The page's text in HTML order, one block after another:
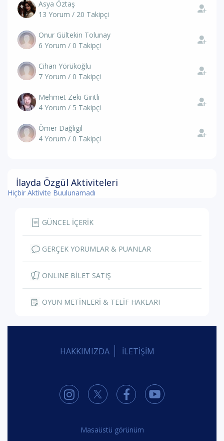
Asya Öztaş
13 Yorum / 20 Takipçi
Onur Gültekin Tolunay
6 Yorum / 0 Takipçi
Cihan Yörükoğlu
7 Yorum / 0 Takipçi
Mehmet Zeki Giritli
4 Yorum / 5 Takipçi
Ömer Dağlıgil
4 Yorum / 0 Takipçi
İlayda Özgül Aktiviteleri
Hiçbir Aktivite Buulunamadı
GÜNCEL İÇERİK
GERÇEK YORUMLAR & PUANLAR
ONLINE BİLET SATIŞ
OYUN METİNLERİ & TELİF HAKLARI
HAKKIMIZDA İLETİŞİM
Masaüstü görünüm